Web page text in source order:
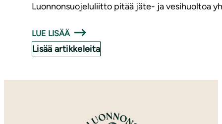
Luonnonsuojeluliitto pitää jäte- ja vesihuoltoa
LUE LISÄÄ
Lisää artikkeleita